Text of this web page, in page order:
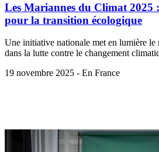
Les Mariannes du Climat 2025
pour la transition écologique
Une initiative nationale met en lumière le
dans la lutte contre le changement
19 novembre 2025 - En France